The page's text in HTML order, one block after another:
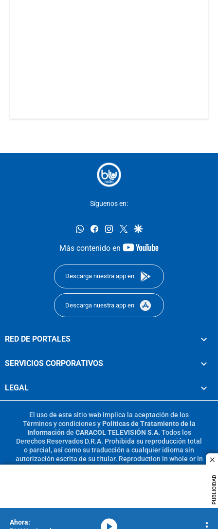
PUBLICIDAD
Síguenos en:
whatsappfacebookinstagram
twittergoogle
Más contenido en
youtube-
Descarga nuestra app en
Descarga nuestra app en
RED DE PORTALES
SERVICIOS CORPORATIVOS
LEGAL
El uso de este sitio web implica la aceptación de los
Términos y condicionesy Políticas de Tratamiento de la
Información de CARACOL TELEVISIÓN S.A. Todos los
Derechos Reservados D.R.A. Prohibida su reproducción total
o parcial, así como su traducción a cualquier idioma sin
autorización escrita de su titular. Reproduction in whole or in